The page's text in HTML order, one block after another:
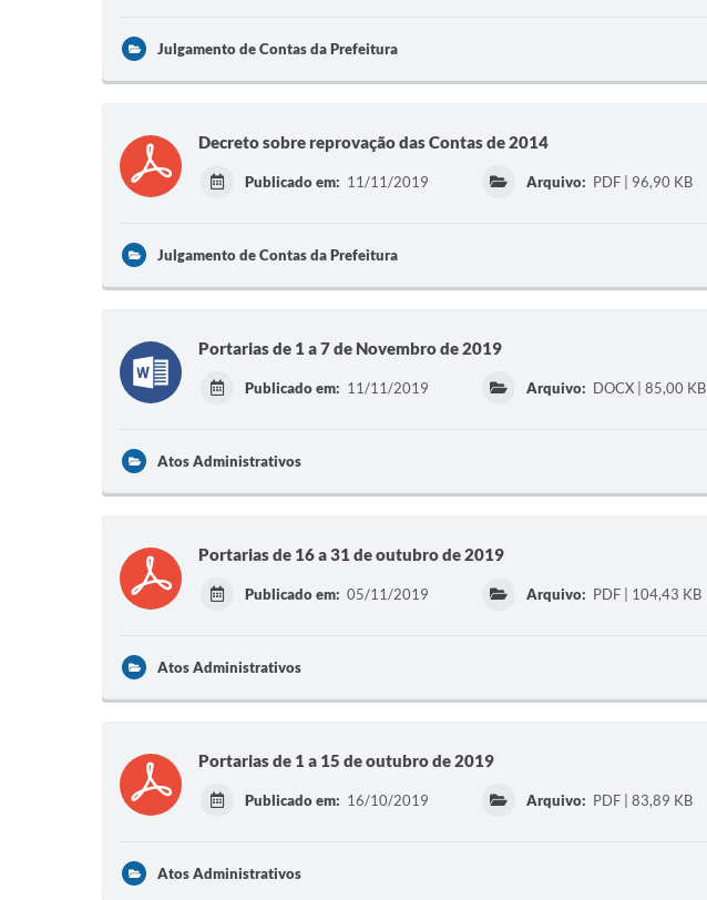
Julgamento de Contas da Prefeitura
Decreto sobre reprovação das Contas de 2014
Publicado em: 11/11/2019 Arquivo: PDF | 96,90 KB
Julgamento de Contas da Prefeitura
Portarias de 1 a 7 de Novembro de 2019
Publicado em: 11/11/2019 Arquivo: DOCX | 85,00 KB
Atos Administrativos
Portarias de 16 a 31 de outubro de 2019
Publicado em: 05/11/2019 Arquivo: PDF | 104,43 KB
Atos Administrativos
Portarias de 1 a 15 de outubro de 2019
Publicado em: 16/10/2019 Arquivo: PDF | 83,89 KB
Atos Administrativos